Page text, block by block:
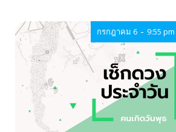
กรกฎาคม 6 - 9:55 pm